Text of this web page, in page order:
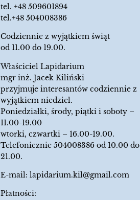
tel.+48 509601894
tel.+48 504008386
Codziennie z wyjątkiem świąt
od 11.00 do 19.00.
Właściciel Lapidarium
mgr inż. Jacek Kiliński
przyjmuje interesantów codziennie z
wyjątkiem niedziel.
Poniedziałki, środy, piątki i soboty –
11.00-19.00
wtorki, czwartki – 16.00-19.00.
Telefonicznie 504008386 od 10.00 do
21.00.
E-mail:lapidarium.kil@gmail.com
Płatności: